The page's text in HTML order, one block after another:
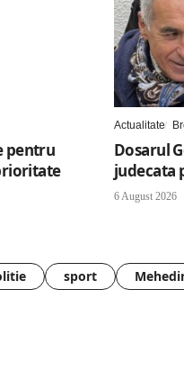
pentru
Actualitate
Dosarul
judecata
6 August 2026
sport